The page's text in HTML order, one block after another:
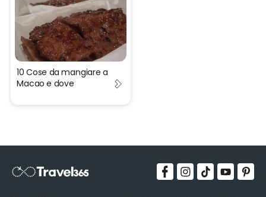
10 Cose da mangiare a
Macao e dove